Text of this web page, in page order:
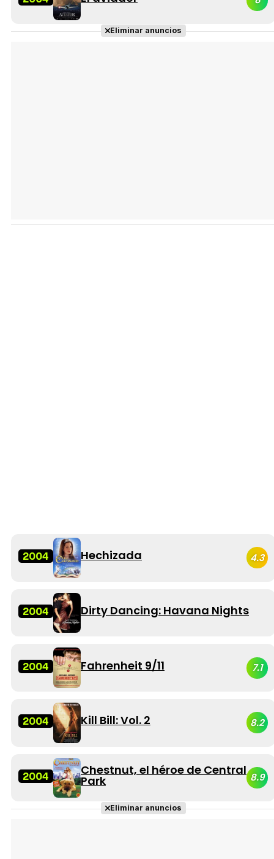
Eliminar anuncios
2004 Hechizada 4.3
2004 Dirty Dancing: Havana Nights
2004 Fahrenheit 9/11 7.1
2004 Kill Bill: Vol. 2 8.2
2004 Chestnut, el héroe de Central
Park 8.9
Eliminar anuncios